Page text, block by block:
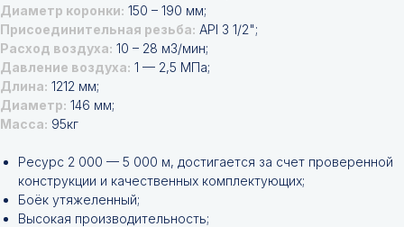
Диаметр коронки: 150 – 190 мм;
Присоединительная резьба: API 3 1/2";
Расход воздуха: 10 – 28 м3/мин;
Давление воздуха: 1 — 2,5 МПа;
Длина: 1212 мм;
Диаметр: 146 мм;
Масса: 95кг
Ресурс 2 000 — 5 000 м, достигается за счет проверенной
конструкции и качественных комплектующих;
Боёк утяжеленный;
Высокая производительность;